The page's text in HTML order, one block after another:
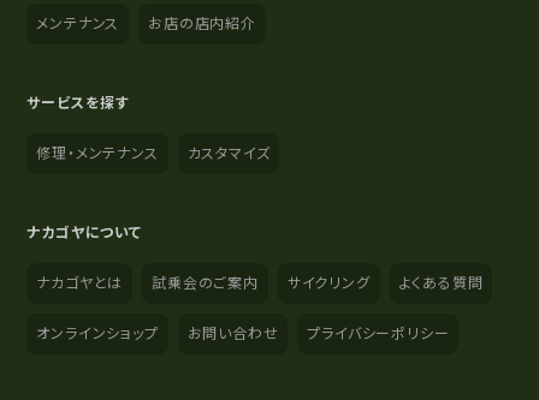
メンテナンス お店の店内紹介
サービスを探す
修理・メンテナンス カスタマイズ
ナカゴヤについて
ナカゴヤとは 試乗会のご案内 サイクリング よくある質問
オンラインショップ お問い合わせ プライバシーポリシー